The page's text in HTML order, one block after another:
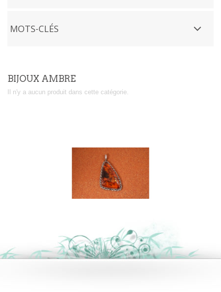
MOTS-CLÉS
BIJOUX AMBRE
Il n'y a aucun produit dans cette catégorie.